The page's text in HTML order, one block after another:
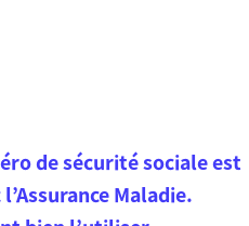
de sécurité sociale est
Maladie.